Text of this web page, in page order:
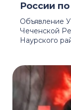
Объявление
Чеченской
Наурского
России